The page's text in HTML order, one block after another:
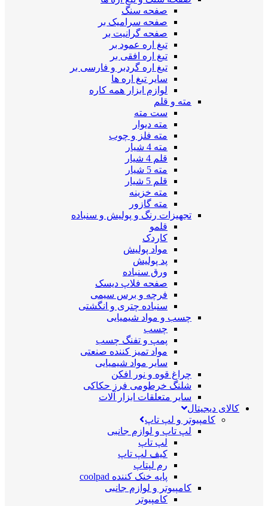
صفحه سنگ
صفحه سرامیک بر
صفحه گرانیت بر
تیغ اره عمود بر
تیغ اره افقی بر
تیغ اره گردبر و فارسی بر
سایر تیغ اره ها
لوازم ابزار همه کاره
مته و قلم
ست مته
مته دیوار
مته فلز و چوب
مته 4 شیار
قلم 4 شیار
مته 5 شیار
قلم 5 شیار
مته خزینه
مته گازور
تجهیزات رنگ و پولیش و سنباده
قلمو
کاردک
مواد پولیش
پد پولیش
ورق سنباده
صفحه فلاپ دیسک
فرچه و برس سیمی
سنباده چتری و انگشتی
چسب و مواد شیمیایی
چسب
پمپ و تفنگ چسب
مواد تمیز کننده صنعتی
سایر مواد شیمیایی
چراغ قوه و نور افکن
شلنگ خرطومی فرز حکاکی
سایر متعلقات ابزار آلات
کالای دیجیتال
کامپیوتر و لپ تاپ
لپ تاپ و لوازم جانبی
لپ تاپ
کیف لپ تاپ
رم لپتاپ
پایه خنک کننده coolpad
کامپیوتر و لوازم جانبی
کامپیوتر